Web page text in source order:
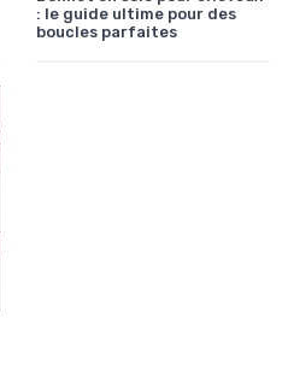
: le guide ultime pour des
boucles parfaites